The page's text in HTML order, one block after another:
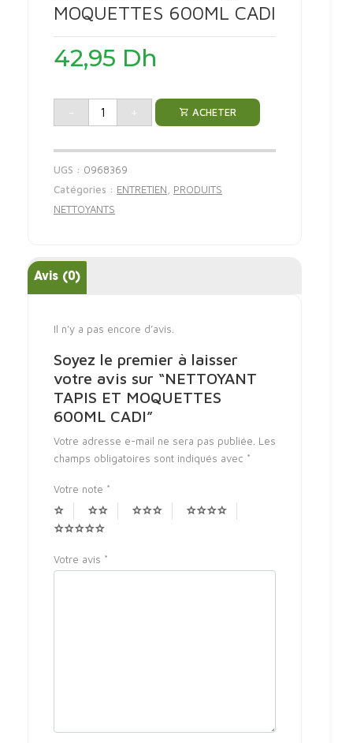
MOQUETTES 600ML CADI
42,95 Dh
- + ACHETER
UGS : 0968369
Catégories : ENTRETIEN
PRODUITS
NETTOYANTS
Avis (0)
Il n’y a pas encore d’avis.
Soyez le premier à laisser
votre avis sur “NETTOYANT
TAPIS ET MOQUETTES
600ML CADI”
Votre adresse e-mail ne sera pas publiée. Les
champs obligatoires sont indiqués avec *
Votre note *
Votre avis *